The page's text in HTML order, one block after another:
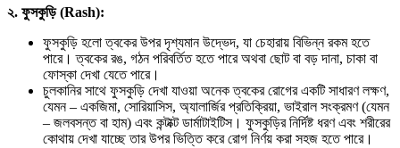
২. ফুসকুড়ি (Rash):
ফুসকুড়ি হলো ত্বকের উপর দৃশ্যমান উদ্ভেদ, যা চেহারায় বিভিন্ন রকম হতে
পারে। ত্বকের রঙ, গঠন পরিবর্তিত হতে পারে অথবা ছোট বা বড় দানা, চাকা বা
ফোস্কা দেখা যেতে পারে।
চুলকানির সাথে ফুসকুড়ি দেখা যাওয়া অনেক ত্বকের রোগের একটি সাধারণ লক্ষণ,
যেমন – একজিমা, সোরিয়াসিস, অ্যালার্জির প্রতিক্রিয়া, ভাইরাল সংক্রমণ (যেমন
– জলবসন্ত বা হাম) এবং কন্টাক্ট ডার্মাটাইটিস। ফুসকুড়ির নির্দিষ্ট ধরণ এবং শরীরের
কোথায় দেখা যাচ্ছে তার উপর ভিত্তি করে রোগ নির্ণয় করা সহজ হতে পারে।